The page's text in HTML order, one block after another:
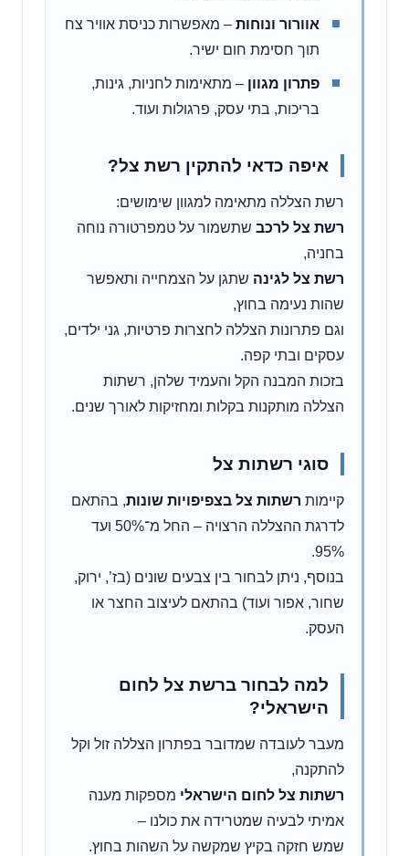
אוורור ונוחות– מאפשרות כניסת אוויר צח
תוך חסימת חום ישיר.
פתרון מגוון – מתאימות לחניות, גינות,
בריכות, בתי עסק, פרגולות ועוד.
איפה כדאי להתקין רשת צל?
רשת הצללה מתאימה למגוון שימושים:
רשת צל לרכבשתשמור על טמפרטורה נוחה
בחניה,
רשת צל לגינה שתגן על הצמחייה ותאפשר
שהות נעימה בחוץ,
וגם פתרונות הצללה לחצרות פרטיות, גני ילדים,
עסקים ובתי קפה.
בזכות המבנה הקל והעמיד שלהן, רשתות
הצללה מותקנות בקלות ומחזיקות לאורך שנים.
סוגי רשתות צל
קיימות רשתות צל בצפיפויות שונות, בהתאם
לדרגת ההצללה הרצויה – החל מ־50% ועד
95%.
בנוסף, ניתן לבחור בין צבעים שונים (בז’, ירוק,
שחור, אפור ועוד) בהתאם לעיצוב החצר או
העסק.
למה לבחור ברשת צל לחום
הישראלי?
מעבר לעובדה שמדובר בפתרון הצללה זול וקל
להתקנה,
רשתות צל לחום הישראלי מספקות מענה
אמיתי לבעיה שמטרידה את כולנו –
שמש חזקה בקיץ שמקשה על השהות בחוץ.